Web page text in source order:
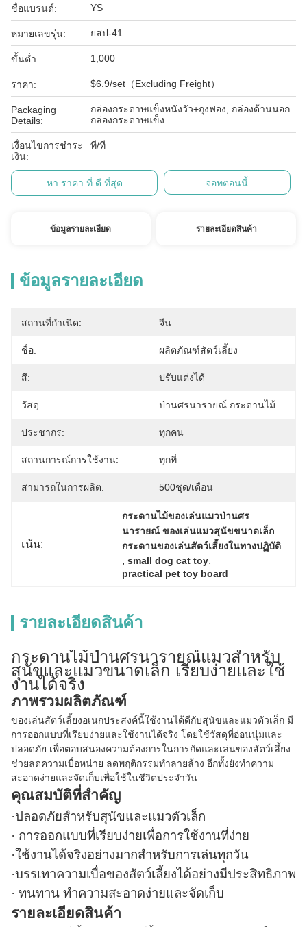
ชื่อแบรนด์: YS
หมายเลขรุ่น: ยสป-41
ขั้นต่ำ: 1,000
ราคา: $6.9/set（Excluding Freight）
Packaging
Details:
กล่องกระดาษแข็งหนังวัว+ถุงฟอง; กล่องด้านนอก
กล่องกระดาษแข็ง
เงื่อนไขการชำระ
เงิน:
ที/ที
หา ราคา ที่ ดี ที่สุด จอทตอนนี้
ข้อมูลรายละเอียด รายละเอียดสินค้า
ข้อมูลรายละเอียด
สถานที่กำเนิด: จีน
ชื่อ: ผลิตภัณฑ์สัตว์เลี้ยง
สี: ปรับแต่งได้
วัสดุ: ป่านศรนารายณ์ กระดานไม้
ประชากร: ทุกคน
สถานการณ์การใช้งาน: ทุกที่
สามารถในการผลิต: 500ชุด/เดือน
เน้น:
กระดานไม้ของเล่นแมวป่านศร
นารายณ์ ของเล่นแมวสุนัขขนาดเล็ก
กระดานของเล่นสัตว์เลี้ยงในทางปฏิบัติ
, small dog cat toy,
practical pet toy board
รายละเอียดสินค้า
กระดานไม้ป่านศรนารายณ์แมวสำหรับ
สุนัขและแมวขนาดเล็ก เรียบง่ายและใช้
งานได้จริง
ภาพรวมผลิตภัณฑ์
ของเล่นสัตว์เลี้ยงอเนกประสงค์นี้ใช้งานได้ดีกับสุนัขและแมวตัวเล็ก มี
การออกแบบที่เรียบง่ายและใช้งานได้จริง โดยใช้วัสดุที่อ่อนนุ่มและ
ปลอดภัย เพื่อตอบสนองความต้องการในการกัดและเล่นของสัตว์เลี้ยง
ช่วยลดความเบื่อหน่าย ลดพฤติกรรมทำลายล้าง อีกทั้งยังทำความ
สะอาดง่ายและจัดเก็บเพื่อใช้ในชีวิตประจำวัน
คุณสมบัติที่สำคัญ
·ปลอดภัยสำหรับสุนัขและแมวตัวเล็ก
· การออกแบบที่เรียบง่ายเพื่อการใช้งานที่ง่าย
·ใช้งานได้จริงอย่างมากสำหรับการเล่นทุกวัน
·บรรเทาความเบื่อของสัตว์เลี้ยงได้อย่างมีประสิทธิภาพ
· ทนทาน ทำความสะอาดง่ายและจัดเก็บ
รายละเอียดสินค้า